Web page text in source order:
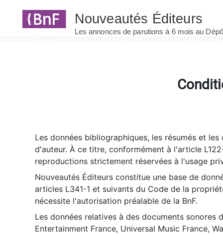
Les données bibliographiques, les résumés et
d'auteur. À ce titre, conformément à l'article
reproductions strictement réservées à l'usage
Nouveautés Éditeurs constitue une base de
articles L341-1 et suivants du Code de la
nécessite l'autorisation préalable de la BnF.
Les données relatives à des documents sonores
Entertainment France, Universal Music France,